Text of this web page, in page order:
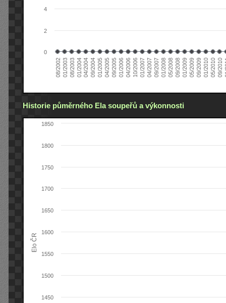
08/200201/200308/200301/200404/200409/200401/200504/200509/200501/200604/200610/200601/200704/200709/200701/200805/200809/200801/200905/200909/200901/201005/201009/2010
0
2
4
Historie půměrného Ela soupeřů a výkonnosti
Elo ČR
1450
1500
1550
1600
1650
1700
1750
1800
1850